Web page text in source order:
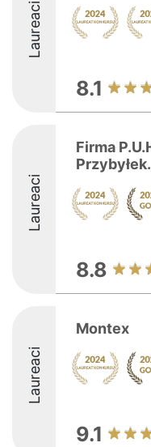
Laureaci
8.1
Laureaci
Firma
8.8
Laureaci
Montex
9.1